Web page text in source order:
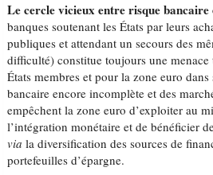
Le cercle vicieux entre risque
banques soutenant les États par leurs
publiques et attendant un secours des
difficulté) constitue toujours une menace
États membres et pour la zone euro
bancaire encore incomplète et des
empêchent la zone euro d’exploiter au
l’intégration monétaire et de bénéficier
via la diversification des sources de
portefeuilles d’épargne.